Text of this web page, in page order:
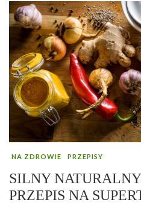
NA ZDROWIE PRZEPISY
SILNY
PRZEPIS NA